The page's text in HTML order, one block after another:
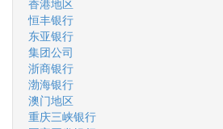
香港地区
恒丰银行
东亚银行
集团公司
浙商银行
渤海银行
澳门地区
重庆三峡银行